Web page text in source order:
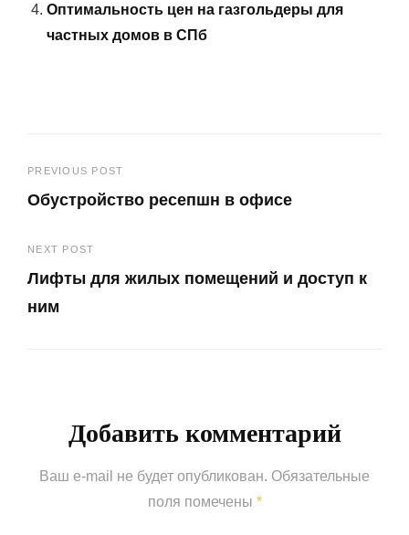
Оптимальность цен на газгольдеры для
частных домов в СПб
Навигация
по
записям
PREVIOUS POST
Обустройство ресепшн в офисе
Post
NEXT POST
Лифты для жилых помещений и доступ к
ним
Добавить комментарий
Ваш e-mail не будет опубликован. Обязательные
поля помечены *